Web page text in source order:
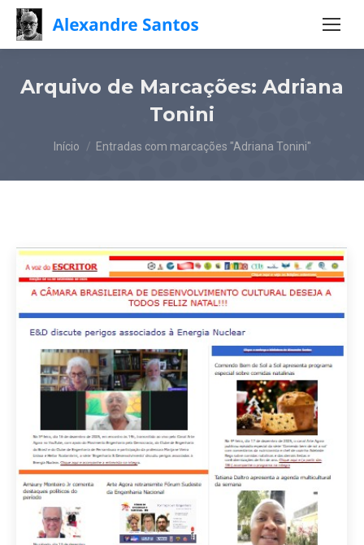
Arquivo de Marcações: Adriana
Tonini
Você está aqui:
Início Entradas com marcações "Adriana Tonini"